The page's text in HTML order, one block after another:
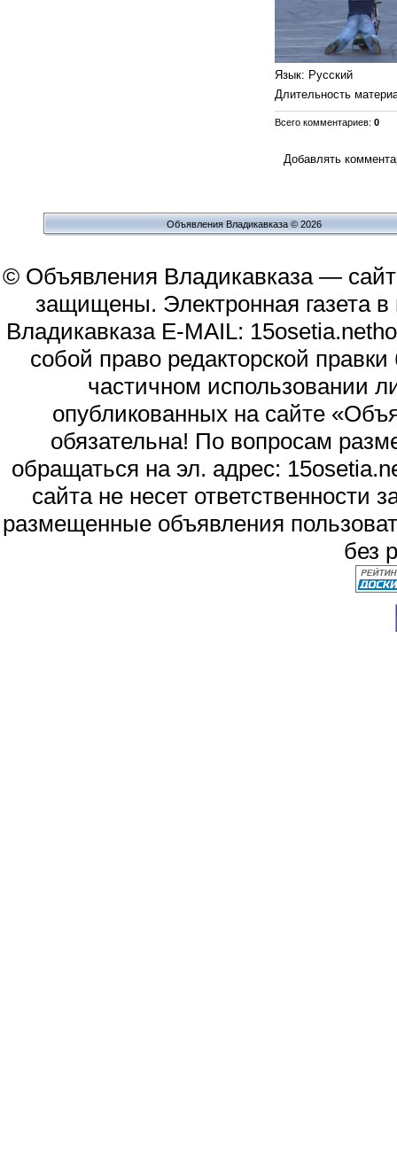
Язык: Русский
Длительность
Всего комментариев: 0
Добавлять
Объявления Владикавказа © 2026
© Объявления Владикавказа —
защищены. Электронная газета
Владикавказа E-MAIL:
собой право редакторской
частичном использовании
опубликованных на сайте
обязательна! По вопросам
обращаться на эл. адрес:
сайта не несет
размещенные объявления
без